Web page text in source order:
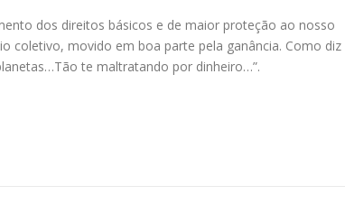
dos direitos básicos e de maior proteção ao nosso
coletivo, movido em boa parte pela ganância. Como diz
te maltratando por dinheiro…”.